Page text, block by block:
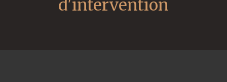
d'intervention